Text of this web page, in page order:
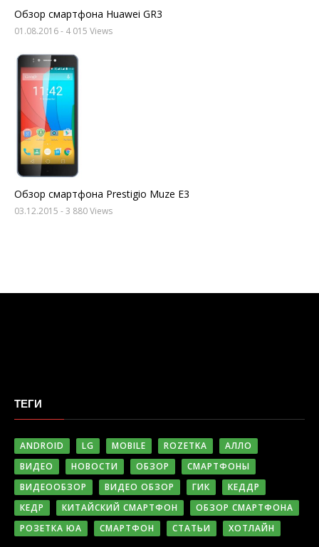
Обзор смартфона Huawei GR3
01.08.2016- 4 015 Views
Обзор смартфона Prestigio Muze E3
03.12.2015 - 3 880 Views
ТЕГИ
ANDROID LG MOBILE ROZETKA
АЛЛО
ВИДЕО
НОВОСТИ ОБЗОР
СМАРТФОНЫ
ВИДЕООБЗОР
ВИДЕО ОБЗОР ГИК
КЕДДР
КЕДР
КИТАЙСКИЙ СМАРТФОН
ОБЗОР СМАРТФОНА
РОЗЕТКА ЮА
СМАРТФОН СТАТЬИ ХОТЛАЙН